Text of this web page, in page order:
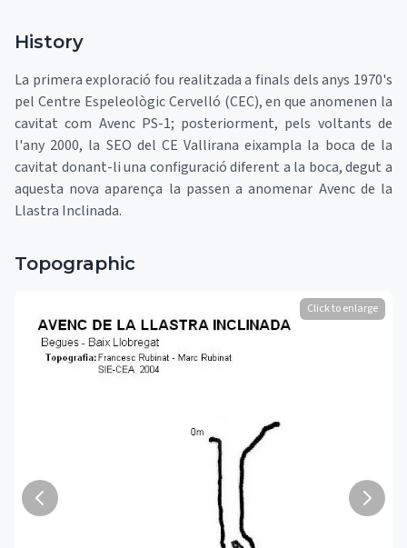
History
La primera exploració fou realitzada a finals dels anys 1970's
pel Centre Espeleològic Cervelló (CEC), en que anomenen la
cavitat com Avenc PS-1; posteriorment, pels voltants de
l'any 2000, la SEO del CE Vallirana eixampla la boca de la
cavitat donant-li una configuració diferent a la boca, degut a
aquesta nova aparença la passen a anomenar Avenc de la
Llastra Inclinada.
Topographic
Click to enlarge